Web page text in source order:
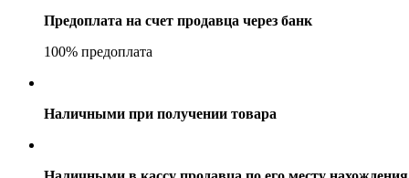
Предоплата на счет продавца через банк
100% предоплата
Наличными при получении товара